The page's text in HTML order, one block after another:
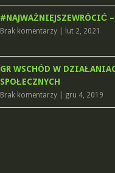
#NAJWAŻNIEJSZEWRÓCIĆ
Brak komentarzy| lut 2, 2021
GR WSCHÓD W
SPOŁECZNYCH
Brak komentarzy| gru 4, 2019